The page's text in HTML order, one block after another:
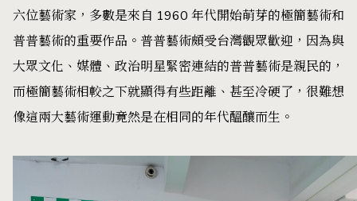
六位藝術家，多數是來自 1960 年代開始萌芽的極簡藝術和
普普藝術的重要作品。普普藝術頗受台灣觀眾歡迎，因為與
大眾文化、媒體、政治明星緊密連結的普普藝術是親民的，
而極簡藝術相較之下就顯得有些距離、甚至冷硬了，很難想
像這兩大藝術運動竟然是在相同的年代醞釀而生。